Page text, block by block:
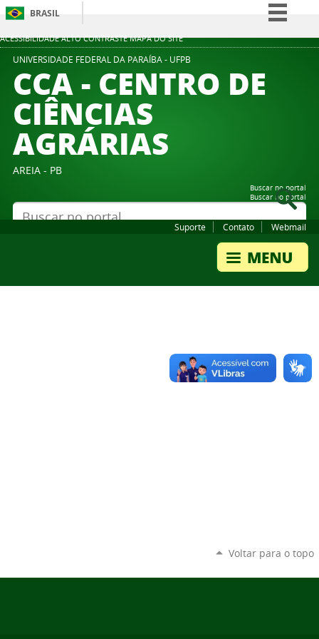
ACESSIBILIDADE ALTO CONTRASTE MAPA DO SITE
BRASIL
Simplifique!
Participe
UNIVERSIDADE FEDERAL DA PARAÍBA - UFPB
CCA - CENTRO DE
CIÊNCIAS
AGRÁRIAS
AREIA - PB
Buscar no portal
Buscar no portal
Suporte Contato Webmail
Voltar para o topo